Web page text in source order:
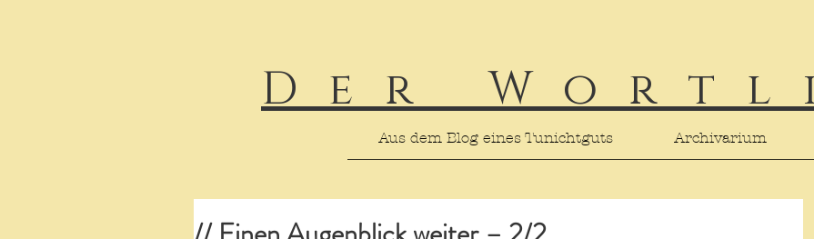
Der
Aus dem Blog eines Tunichtguts Archivarium